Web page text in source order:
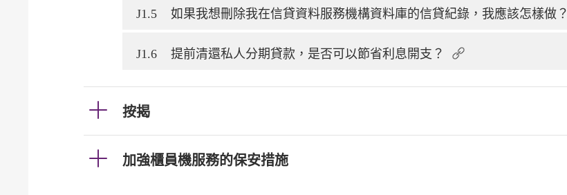
J1.5 如果我想刪除我在信貸資料服務機構資料庫的信貸紀錄，我應該怎樣做？
J1.6 提前清還私人分期貸款，是否可以節省利息開支？
按揭
加強櫃員機服務的保安措施